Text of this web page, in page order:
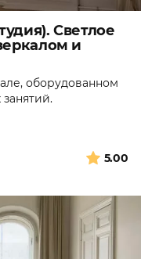
Светлое
и
оборудованном
5.00